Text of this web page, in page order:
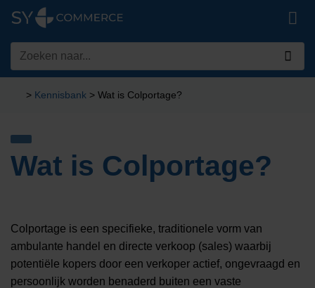
naar
inhoud
Zoeken
> Kennisbank > Wat is Colportage?
Wat is Colportage?
Colportage is een specifieke, traditionele vorm van
ambulante handel en directe verkoop (sales) waarbij
potentiële kopers door een verkoper actief, ongevraagd en
persoonlijk worden benaderd buiten een vaste